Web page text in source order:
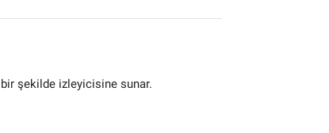
bir şekilde izleyicisine sunar.